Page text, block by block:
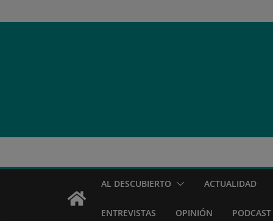
al
AL DESCUBIERTO ACTUALIDAD
ENTREVISTAS OPINIÓN PODCAST